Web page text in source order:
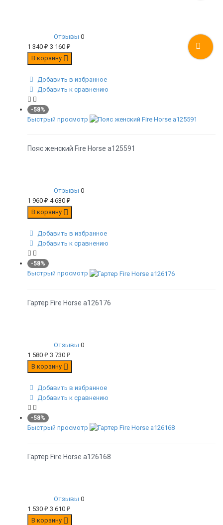
Отзывы 0
1 340 ₽ 3 160 ₽
В корзину
Добавить в избранное
Добавить к сравнению
-58%
Быстрый просмотр
Пояс женский Fire Horse а125591
Отзывы 0
1 960 ₽ 4 630 ₽
В корзину
Добавить в избранное
Добавить к сравнению
-58%
Быстрый просмотр
Гартер Fire Horse а126176
Отзывы 0
1 580 ₽ 3 730 ₽
В корзину
Добавить в избранное
Добавить к сравнению
-58%
Быстрый просмотр
Гартер Fire Horse а126168
Отзывы 0
1 530 ₽ 3 610 ₽
В корзину